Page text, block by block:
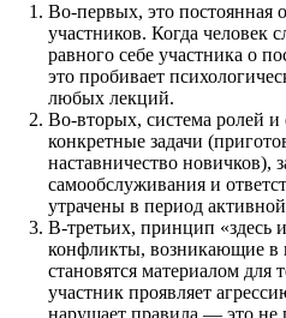
Во-первых, это постоянная
участников. Когда человек
равного себе участника о
это пробивает
любых лекций.
Во-вторых, система ролей
конкретные задачи
наставничество новичков),
самообслуживания и
утрачены в период
В-третьих, принцип «здесь
конфликты, возникающие в
становятся материалом для
участник проявляет